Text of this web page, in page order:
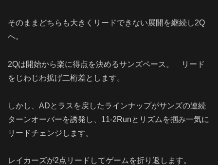
そのままどちらも大きくリードできない展開を継続し2Q
へ。
2Qは開始から楽に得点を決めるサンズペース。 リード
をじわじわ拡げ二桁差とします。
しかし、ADとラスを戻したラインナップがサンズの連続
ターンオーバーを誘発し、11-2Runとリズムを掴み一気に
リードチェンジします。
レイカーズが2点リードしてゲームを折り返します。